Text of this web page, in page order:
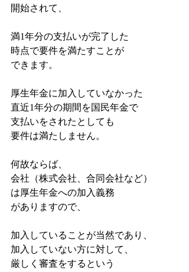
開始されて、
満1年分の支払いが完了した
時点で要件を満たすことが
できます。
厚生年金に加入していなかった
直近1年分の期間を国民年金で
支払いをされたとしても
要件は満たしません。
何故ならば、
会社（株式会社、合同会社など）
は厚生年金への加入義務
がありますので、
加入していることが当然であり、
加入していない方に対して、
厳しく審査をするという